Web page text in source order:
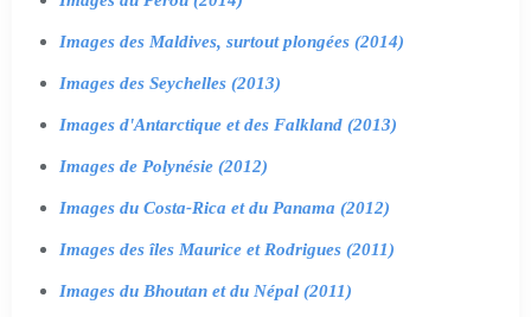
Images des Maldives, surtout plongées (2014)
Images des Seychelles (2013)
Images d'Antarctique et des Falkland (2013)
Images de Polynésie (2012)
Images du Costa-Rica et du Panama (2012)
Images des îles Maurice et Rodrigues (2011)
Images du Bhoutan et du Népal (2011)